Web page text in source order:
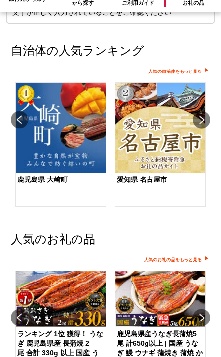
から探す
ご利用ガイド
お礼の品
文字が正しく入力されていることをご確認ください
自治体の人気ランキング
人気の自治体をもっと見る
鹿児島県 大崎町 愛知県 名古屋市
人気のお礼の品
人気のお礼の品をもっと見る
ランキング 1位 獲得！ うな
ぎ 鹿児島県産 長蒲焼 2
尾 合計 330g 以上 国産 う
鹿児島県産うなぎ長蒲焼5
尾 計650g以上 | 国産 うな
ぎ 鰻 ウナギ 蒲焼き 蒲焼 か